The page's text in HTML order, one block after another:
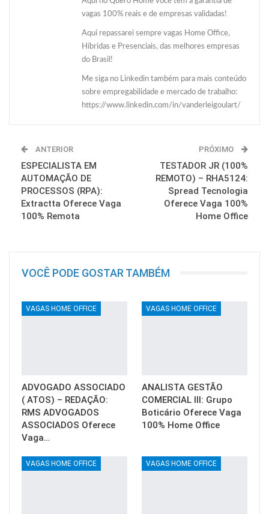
vagas 100% reais e de empresas validadas!
Aqui repassarei sempre vagas Home Office,
Híbridas e Presenciais, das melhores empresas
do Brasil!
Me siga no Linkedin também para mais conteúdo
sobre empregabilidade e mercado de trabalho:
https://www.linkedin.com/in/vanderleigoulart/
ANTERIOR
ESPECIALISTA EM
AUTOMAÇÃO DE
PROCESSOS (RPA):
Extractta Oferece Vaga
100% Remota
PRÓXIMO
TESTADOR JR (100%
REMOTO) – RHA5124:
Spread Tecnologia
Oferece Vaga 100%
Home Office
VOCÊ PODE GOSTAR TAMBÉM
VAGAS HOME OFFICE
ADVOGADO ASSOCIADO
( ATOS) – REDAÇÃO:
RMS ADVOGADOS
ASSOCIADOS Oferece
Vaga…
VAGAS HOME OFFICE
ANALISTA GESTÃO
COMERCIAL III: Grupo
Boticário Oferece Vaga
100% Home Office
VAGAS HOME OFFICE VAGAS HOME OFFICE